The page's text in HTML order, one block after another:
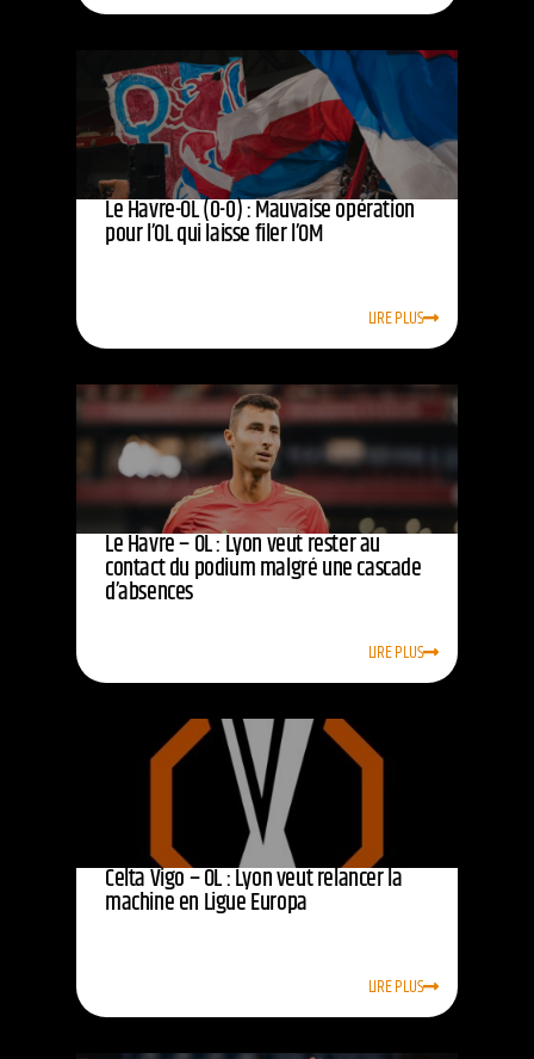
Le Havre-OL (0-0) : Mauvaise opération
pour l’OL qui laisse filer l’OM
LIRE PLUS
Le Havre – OL : Lyon veut rester au
contact du podium malgré une cascade
d’absences
LIRE PLUS
Celta Vigo – OL : Lyon veut relancer la
machine en Ligue Europa
LIRE PLUS